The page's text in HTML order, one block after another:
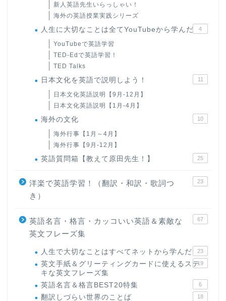
新人英語先生いらっしゃい！
海外の英語授業実践シリーズ
人生に大切なことは全てYouTubeから学んだ 4
YouTubeで英語学習
TED-Edで英語学習！
TED Talks
日本文化を英語で説明しよう！ 11
日本文化英語説明【9月-12月】
日本文化英語説明【1月-4月】
海外の文化 10
海外行事【1月～4月】
海外行事【9月-12月】
英語質問箱【教えて原田先生！】 25
洋楽で英語学習！（翻訳・和訳・歌詞つ
き）
23
英語名言・格言・カッコいい英語＆素敵な
英文フレーズ集
67
人生で大切なことはすべてネットから学んだ 23
英文手紙＆グリーティングカードに使えるステ
キな英文フレーズ集
19
英語名言＆格言BEST20特集 6
翻訳しづらい世界のことば 18